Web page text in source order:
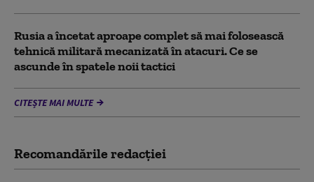
Rusia a încetat aproape complet să mai folosească
tehnică militară mecanizată în atacuri. Ce se
ascunde în spatele noii tactici
CITEȘTE MAI MULTE
Recomandările redacţiei